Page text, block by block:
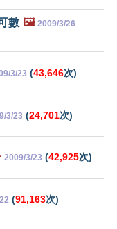
數 🖼️ 2009/3/26
3/23 (43,646次)
3/23 (24,701次)
2009/3/23 (42,925次)
(91,163次)